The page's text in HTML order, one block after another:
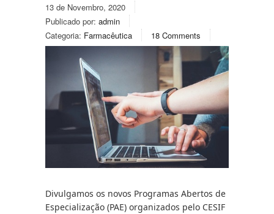
13 de Novembro, 2020
Publicado por: admin
Categoria: Farmacêutica 18 Comments
Divulgamos os novos Programas Abertos de
Especialização (PAE) organizados pelo CESIF